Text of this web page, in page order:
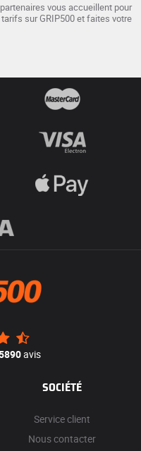
vous accueillent pour
sur GRIP500 et faites votre
avis
SOCIÉTÉ
Service client
Nous contacter